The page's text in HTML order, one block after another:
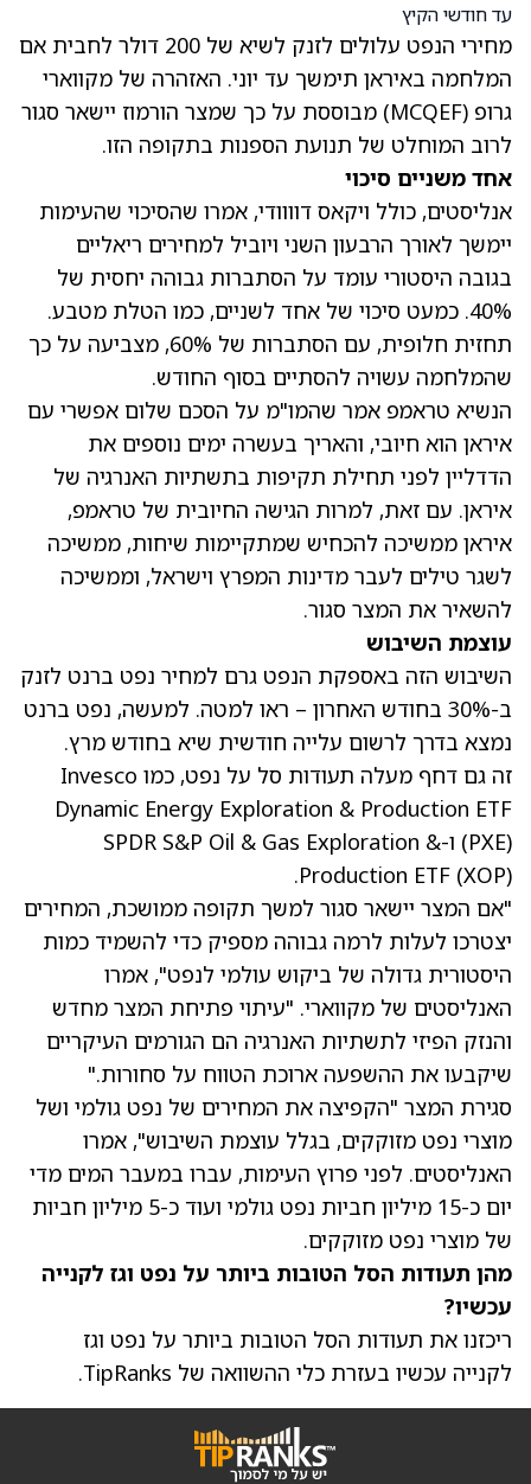
מחירי הנפט עלולים לזנק לשיא של 200 דולר לחבית אם
המלחמה באיראן תימשך עד יוני. האזהרה של מקווארי
גרופ (MCQEF)
מבוססת על כך שמצר הורמוז יישאר סגור
לרוב המוחלט של תנועת הספנות בתקופה הזו.
אחד משניים סיכוי
אנליסטים, כולל ויקאס דוווודי, אמרו שהסיכוי שהעימות
יימשך לאורך הרבעון השני ויוביל למחירים ריאליים
בגובה היסטורי עומד על הסתברות גבוהה יחסית של
40%. כמעט סיכוי של אחד לשניים, כמו הטלת מטבע.
תחזית חלופית, עם הסתברות של 60%, מצביעה על כך
שהמלחמה עשויה להסתיים בסוף החודש.
הנשיא טראמפ אמר שהמו"מ על הסכם שלום אפשרי עם
איראן הוא חיובי, והאריך בעשרה ימים נוספים את
הדדליין לפני תחילת תקיפות בתשתיות האנרגיה של
איראן. עם זאת, למרות הגישה החיובית של טראמפ,
איראן ממשיכה להכחיש שמתקיימות שיחות, ממשיכה
לשגר טילים לעבר מדינות המפרץ וישראל, וממשיכה
להשאיר את המצר סגור.
עוצמת השיבוש
השיבוש הזה באספקת הנפט גרם למחיר נפט ברנט לזנק
ב-30% בחודש האחרון – ראו למטה. למעשה, נפט ברנט
נמצא בדרך לרשום עלייה חודשית שיא בחודש מרץ.
זה גם דחף מעלה תעודות סל על נפט, כמו Invesco
Dynamic Energy Exploration & Production ETF
(PXE) ו-SPDR S&P Oil & Gas Exploration &
Production ETF (XOP).
"אם המצר יישאר סגור למשך תקופה ממושכת, המחירים
יצטרכו לעלות לרמה גבוהה מספיק כדי להשמיד כמות
היסטורית גדולה של ביקוש עולמי לנפט", אמרו
האנליסטים של מקווארי. "עיתוי פתיחת המצר מחדש
והנזק הפיזי לתשתיות האנרגיה הם הגורמים העיקריים
שיקבעו את ההשפעה ארוכת הטווח על סחורות."
סגירת המצר "הקפיצה את המחירים של נפט גולמי ושל
מוצרי נפט מזוקקים, בגלל עוצמת השיבוש", אמרו
האנליסטים. לפני פרוץ העימות, עברו במעבר המים מדי
יום כ-15 מיליון חביות נפט גולמי ועוד כ-5 מיליון חביות
של מוצרי נפט מזוקקים.
מהן תעודות הסל הטובות ביותר על נפט וגז לקנייה
עכשיו?
ריכזנו את תעודות הסל הטובות ביותר על נפט וגז
לקנייה עכשיו בעזרת כלי ההשוואה של TipRanks.